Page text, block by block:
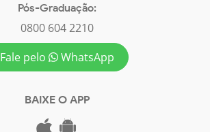
Pós-Graduação:
0800 604 2210
Fale pelo
WhatsApp
BAIXE O APP